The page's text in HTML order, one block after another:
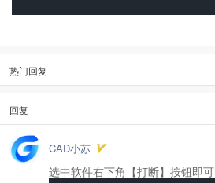
热门回复
回复
CAD小苏
选中软件右下角【打断】按钮即可